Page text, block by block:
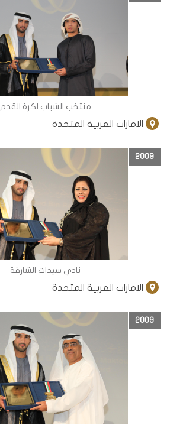
منتخب الشباب لكرة القدم
الامارات العربية المتحدة
2009
نادي سيدات الشارقة
الامارات العربية المتحدة
2009